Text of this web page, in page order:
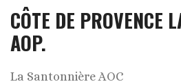
CÔTE DE PROVENCE
AOP.
La Santonnière AOC